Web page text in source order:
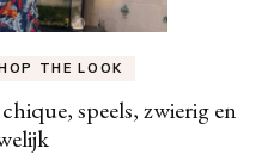
THE LOOK
speels, zwierig en